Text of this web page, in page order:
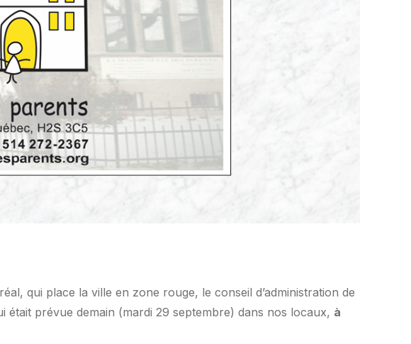
qui place la ville en zone rouge, le conseil d’administration de
était prévue demain (mardi 29 septembre) dans nos locaux, à